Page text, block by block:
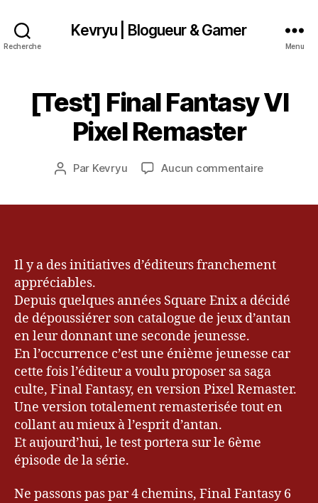
Recherche
Kevryu | Blogueur & Gamer
Menu
Catégories
[Test] Final Fantasy VI
Pixel Remaster
Auteur
Par Kevryu
1
8
m
a
2
2
Aucun commentairesur
Remaster
Il y a des initiatives d’éditeurs franchement
appréciables.
Depuis quelques années Square Enix a décidé
de dépoussiérer son catalogue de jeux d’antan
en leur donnant une seconde jeunesse.
En l’occurrence c’est une énième jeunesse car
cette fois l’éditeur a voulu proposer sa saga
culte, Final Fantasy, en version Pixel Remaster.
Une version totalement remasterisée tout en
collant au mieux à l’esprit d’antan.
Et aujourd’hui, le test portera sur le 6ème
épisode de la série.
Ne passons pas par 4 chemins, Final Fantasy 6